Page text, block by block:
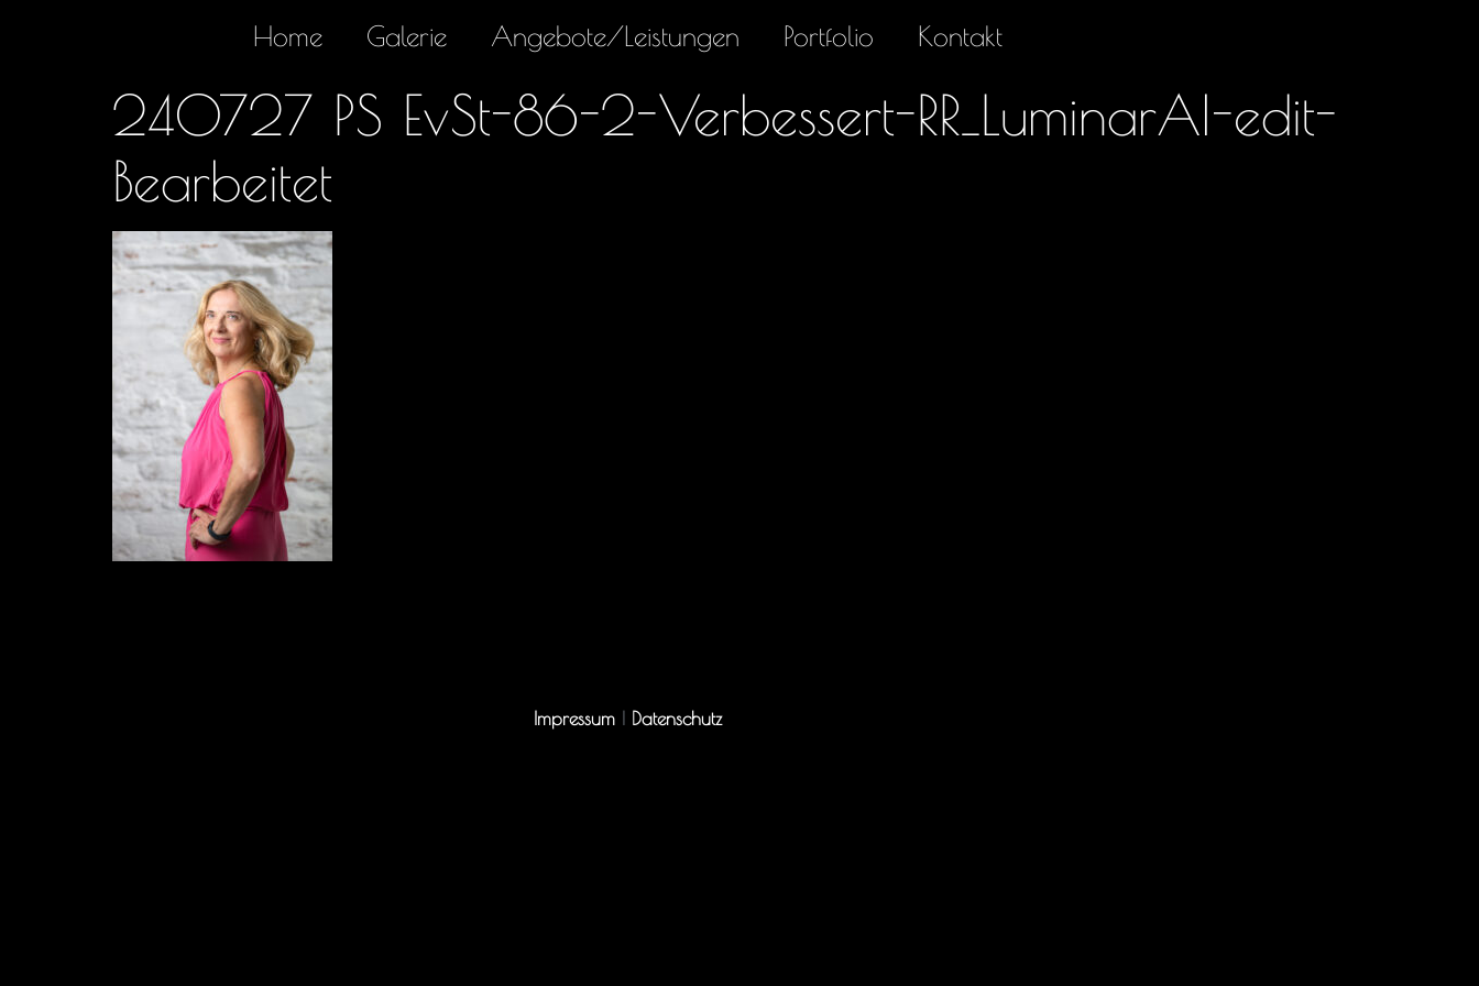
Home Galerie Angebote/Leistungen Portfolio Kontakt
240727 PS EvSt-86-2-Verbessert-RR_LuminarAI-edit-
Bearbeitet
Impressum Datenschutz